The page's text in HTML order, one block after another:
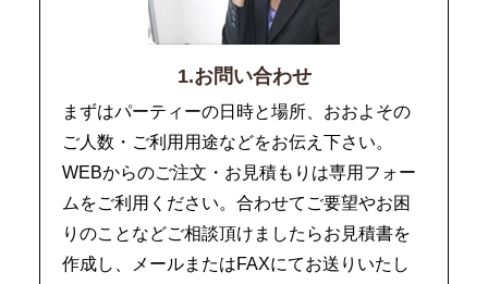
1.お問い合わせ
まずはパーティーの日時と場所、おおよその
ご人数・ご利用用途などをお伝え下さい。
WEBからのご注文・お見積もりは専用フォー
ムをご利用ください。合わせてご要望やお困
りのことなどご相談頂けましたらお見積書を
作成し、メールまたはFAXにてお送りいたし